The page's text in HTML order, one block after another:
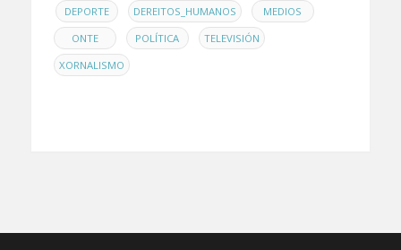
EN DEPORTE , DEREITOS_HUMANOS , MEDIOS ,
ONTE , POLÍTICA , TELEVISIÓN ,
XORNALISMO